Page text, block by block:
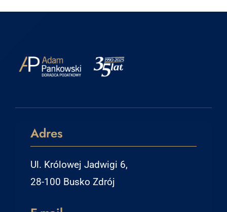
Adres
Ul. Królowej Jadwigi 6,
28-100 Busko Zdrój